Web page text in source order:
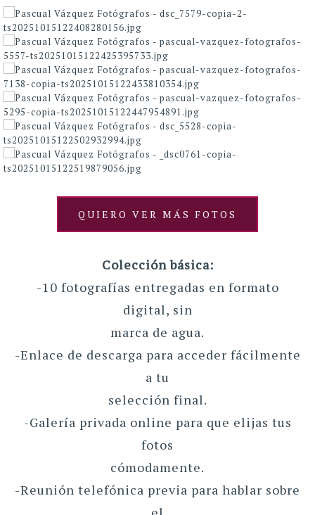
QUIERO VER MÁS FOTOS
Colección básica:
-10 fotografías entregadas en formato
digital, sin
marca de agua.
-Enlace de descarga para acceder fácilmente
a tu
selección final.
-Galería privada online para que elijas tus
fotos
cómodamente.
-Reunión telefónica previa para hablar sobre